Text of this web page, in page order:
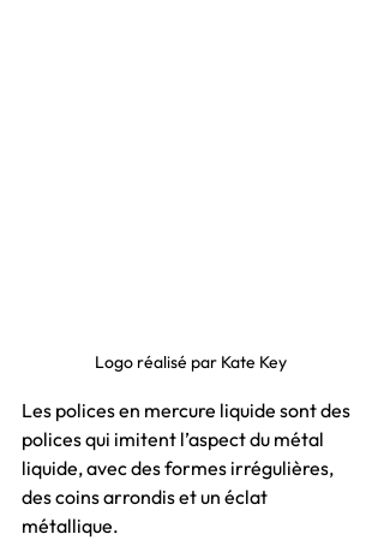
Logo réalisé par Kate Key
Les polices en mercure liquide sont des
polices qui imitent l’aspect du métal
liquide, avec des formes irrégulières,
des coins arrondis et un éclat
métallique.